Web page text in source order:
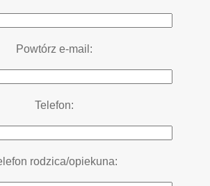
Powtórz e-mail:
Telefon:
rodzica/opiekuna: